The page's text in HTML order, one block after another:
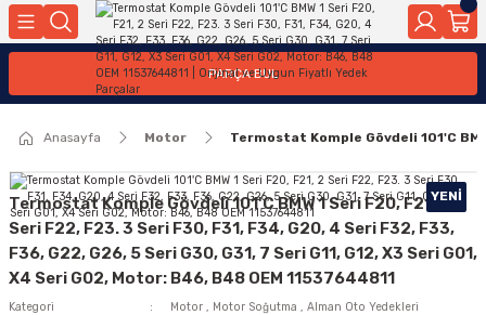
Geri Dön
Parçaları
Geri Dön
Geri Dön
Motor Elektrik
Ateşleme Buji Bobin Buji Kablosu
Alternatör Marş Motoru
Geri Dön
Geri Dön
Geri Dön
Kollar
Geri Dön
Sistemleri
Geri Dön
Ön Arka
Geri Dön
PARÇA BUL
Anasayfa Motor Termostat Komple Gövdeli 101'C
YENI
Termostat Komple Gövdeli 101'C BMW 1 Seri F20, F21, 2
Seri F22, F23. 3 Seri F30, F31, F34, G20, 4 Seri F32, F33,
F36, G22, G26, 5 Seri G30, G31, 7 Seri G11, G12, X3 Seri G01,
X4 Seri G02, Motor: B46, B48 OEM 11537644811
Kategori Motor , Motor Soğutma , Alman Oto Yedekleri